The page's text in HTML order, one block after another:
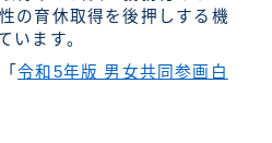
の育休取得を後押しする機
います。
令和5年版 男女共同参画白